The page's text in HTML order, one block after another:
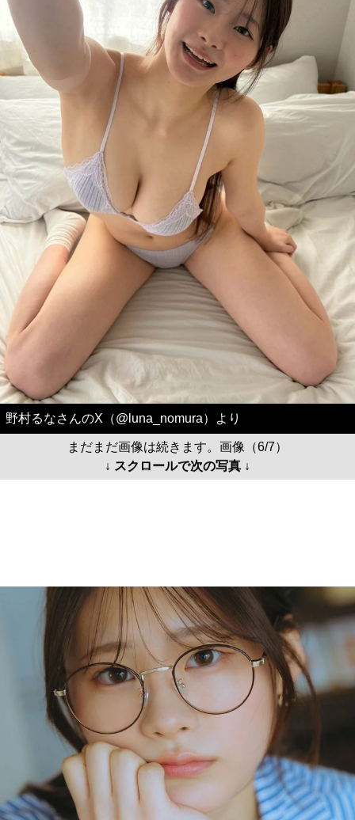
野村るなさんのX（@luna_nomura）より
まだまだ画像は続きます。画像（6/7）
↓ スクロールで次の写真 ↓